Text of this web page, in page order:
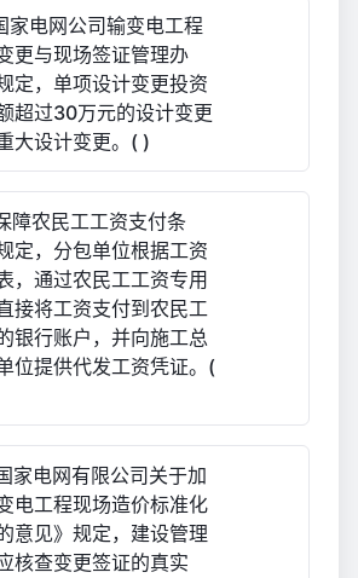
家电网公司输变电工程
更与现场签证管理办
定，单项设计变更投资
超过30万元的设计变更
大设计变更。( )
障农民工工资支付条
定，分包单位根据工资
，通过农民工工资专用
接将工资支付到农民工
银行账户，并向施工总
位提供代发工资凭证。(
家电网有限公司关于加
电工程现场造价标准化
意见》规定，建设管理
核查变更签证的真实